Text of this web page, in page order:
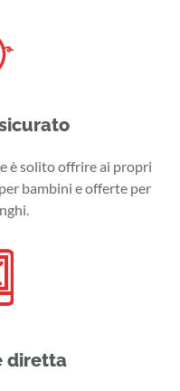
è solito offrire ai propri
bambini e offerte per
diretta